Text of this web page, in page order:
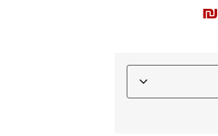
₪